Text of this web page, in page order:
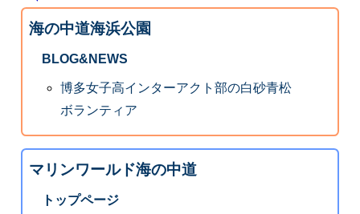
海の中道海浜公園
BLOG&NEWS
博多女子高インターアクト部の白砂青松
ボランティア
マリンワールド海の中道
トップページ